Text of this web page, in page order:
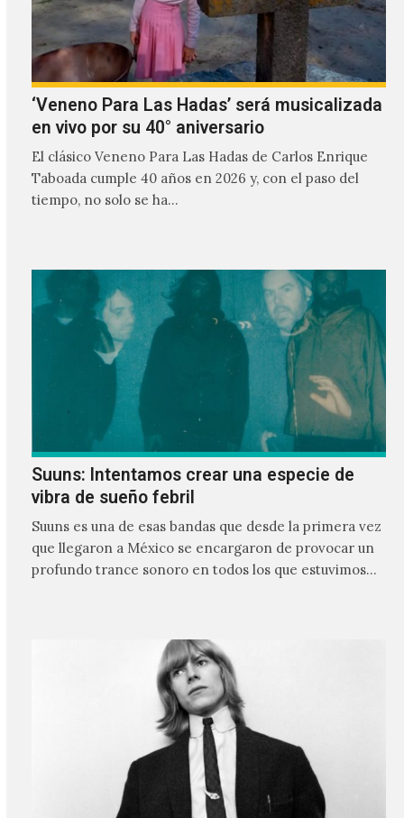
‘Veneno Para Las Hadas’ será musicalizada
en vivo por su 40° aniversario
El clásico Veneno Para Las Hadas de Carlos Enrique
Taboada cumple 40 años en 2026 y, con el paso del
tiempo, no solo se ha…
Suuns: Intentamos crear una especie de
vibra de sueño febril
Suuns es una de esas bandas que desde la primera vez
que llegaron a México se encargaron de provocar un
profundo trance sonoro en todos los que estuvimos